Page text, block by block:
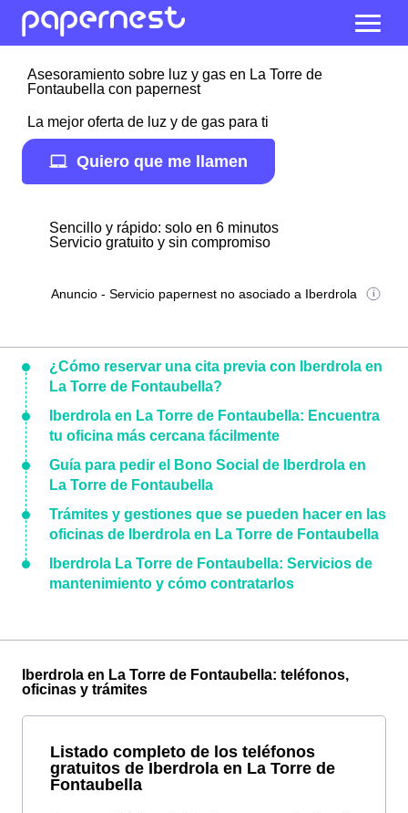
Asesoramiento sobre luz y gas en La Torre de
Fontaubella con papernest
La mejor oferta de luz y de gas para ti
Quiero que me llamen
Sencillo y rápido: solo en 6 minutos
Servicio gratuito y sin compromiso
Anuncio - Servicio papernest no asociado a Iberdrola
¿Cómo reservar una cita previa con Iberdrola en
La Torre de Fontaubella?
Iberdrola en La Torre de Fontaubella: Encuentra
tu oficina más cercana fácilmente
Guía para pedir el Bono Social de Iberdrola en
La Torre de Fontaubella
Trámites y gestiones que se pueden hacer en las
oficinas de Iberdrola en La Torre de Fontaubella
Iberdrola La Torre de Fontaubella: Servicios de
mantenimiento y cómo contratarlos
Iberdrola en La Torre de Fontaubella: teléfonos,
oficinas y trámites
Listado completo de los teléfonos
gratuitos de Iberdrola en La Torre de
Fontaubella